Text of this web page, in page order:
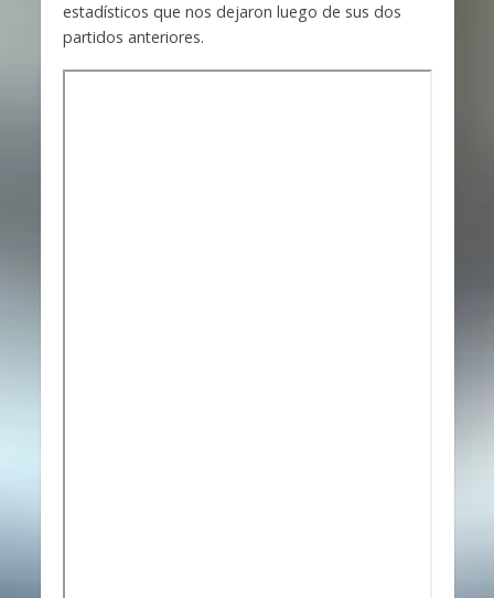
estadísticos que nos dejaron luego de sus dos
partidos anteriores.